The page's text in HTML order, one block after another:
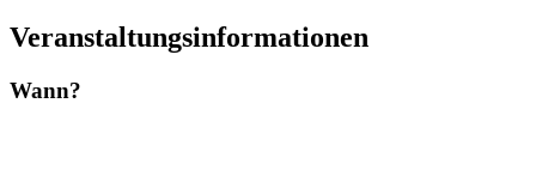
Veranstaltungsinformationen
Wann?